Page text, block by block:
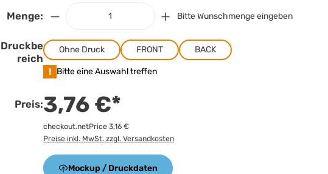
Menge: Bitte Wunschmenge eingeben
Druckbe
reich
Ohne Druck FRONT BACK
! Bitte eine Auswahl treffen
Preis:3,76 €*
checkout.netPrice 3,16 €
Preise inkl. MwSt. zzgl. Versandkosten
Mockup / Druckdaten